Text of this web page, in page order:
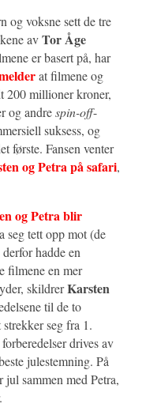
og voksne sett de tre
avTor Åge
er basert på, har
at filmene og
200 millioner kroner,
og andrespin-off-
suksess, og
første. Fansen venter
og Petra på safari,
og Petra blir
tett opp mot (de
hadde en
filmene en mer
skildrerKarsten
til de to
seg fra 1.
drives av
julestemning. På
sammen med Petra,